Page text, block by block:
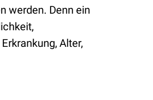
werden. Denn ein
Alter,